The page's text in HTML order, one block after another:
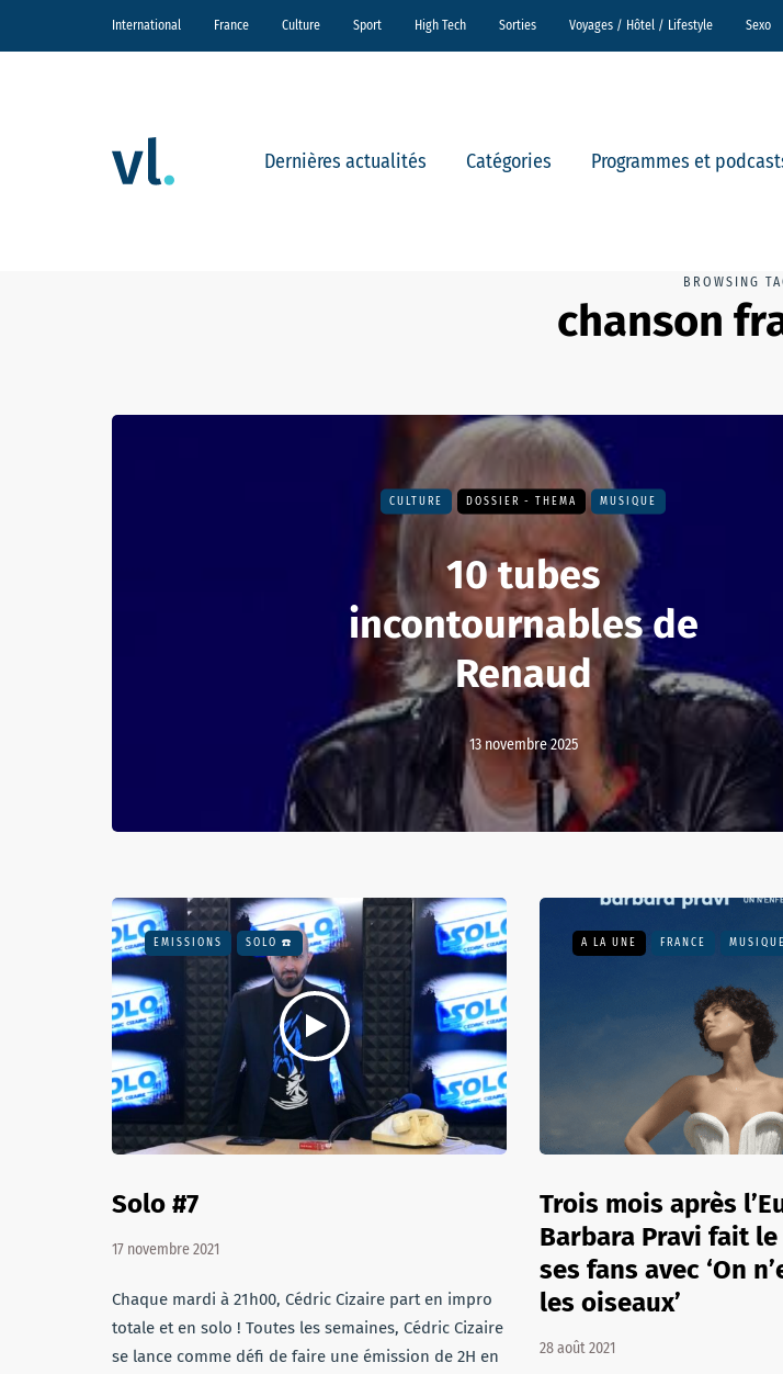
International France Culture Sport High Tech Sorties Voyages / Hôtel / Lifestyle Sexo
Dernières actualités Catégories Programmes et
BROWSING
chanson
CULTURE DOSSIER - THEMA MUSIQUE
10 tubes
incontournables de
Renaud
13 novembre 2025
EMISSIONS SOLO ☎️
Solo #7
17 novembre 2021
Chaque mardi à 21h00, Cédric Cizaire part en impro
totale et en solo ! Toutes les semaines, Cédric Cizaire
se lance comme défi de faire une émission de 2H en
A LA UNE FRANCE MUSIQUE
Trois mois après
Barbara Pravi fait
ses fans avec ‘On
les oiseaux’
28 août 2021